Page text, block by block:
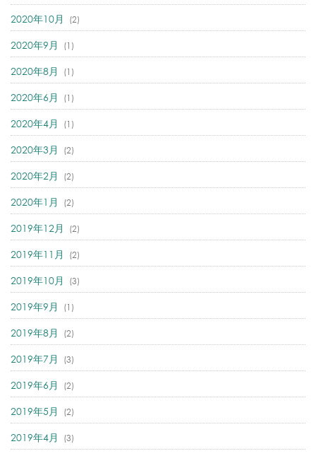
2020年10月 (2)
2020年9月 (1)
2020年8月 (1)
2020年6月 (1)
2020年4月 (1)
2020年3月 (2)
2020年2月 (2)
2020年1月 (2)
2019年12月 (2)
2019年11月 (2)
2019年10月 (3)
2019年9月 (1)
2019年8月 (2)
2019年7月 (3)
2019年6月 (2)
2019年5月 (2)
2019年4月 (3)